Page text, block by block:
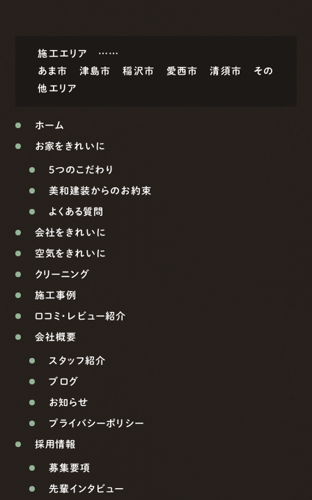
施工エリア ……
あま市
津島市 稲沢市 愛西市 清須市
その
他エリア
ホーム
お家をきれいに
5つのこだわり
美和建装からのお約束
よくある質問
会社をきれいに
空気をきれいに
クリーニング
施工事例
口コミ・レビュー紹介
会社概要
スタッフ紹介
ブログ
お知らせ
プライバシーポリシー
採用情報
募集要項
先輩インタビュー